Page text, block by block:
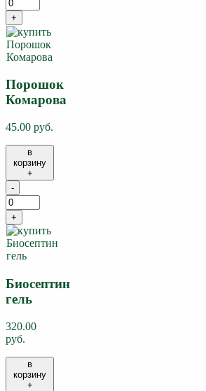
+
Порошок
Комарова
45.00 руб.
в
корзину
+
-
+
Биосептин
гель
320.00
руб.
в
корзину
+